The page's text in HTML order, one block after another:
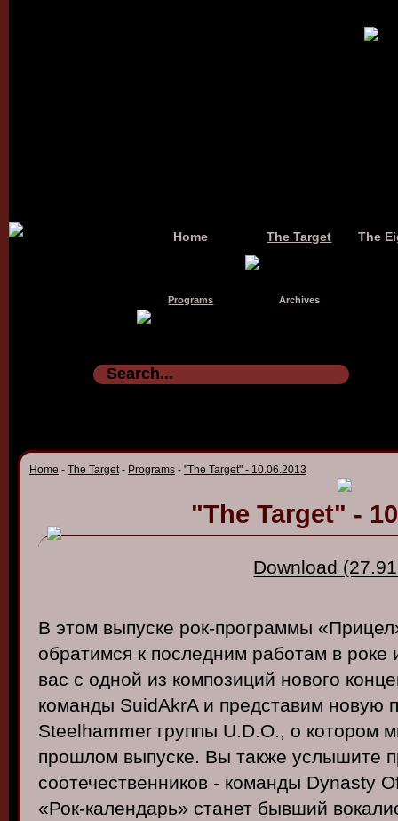
Home The Target The
Programs Archives
Home - The Target- Programs - "The Target" - 10.06.2013
"The Target" -
Download
В этом выпуске рок-программы
обратимся к последним работам в
вас с одной из композиций нового
команды SuidAkrA и представим новую
Steelhammer группы U.D.O., о котором
прошлом выпуске. Вы также услышите
соотечественников - команды Dynasty
«Рок-календарь» станет бывший